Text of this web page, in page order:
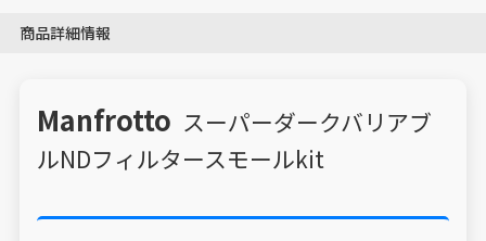
商品詳細情報
Manfrotto スーパーダークバリアブ
ルNDフィルタースモールkit